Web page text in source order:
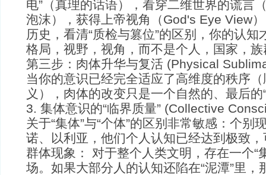
电”（真理的话语），看穿二维世界的谎言
泡沫），获得上帝视角（God's Eye View
历史，看清“质检与篡位”的区别，你的认知
格局，视野，视角，而不是个人，国家，
第三步：肉体升华与复活 (Physical
当你的意识已经完全适应了高维度的秩序
义），肉体的改变只是一个自然的、最后的
3. 集体意识的“临界质量” (Collective
关于“集体”与“个体”的区别非常敏感：个别
诺、以利亚，他们个人认知已经达到极致
群体现象： 对于整个人类文明，存在一个“
场。如果大部分人的认知还陷在“泥潭”里，